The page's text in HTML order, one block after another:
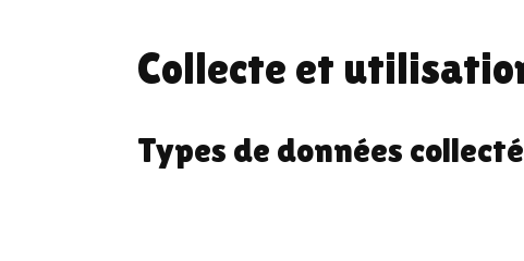
Collecte et
Types de données